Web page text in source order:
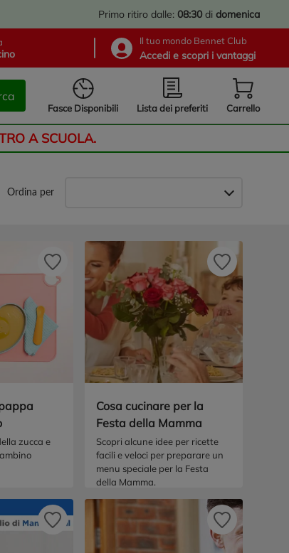
Primo ritiro dalle: 08:30 di domenica
Il tuo mondo Bennet Club
Accedi e scopri i vantaggi
Fasce Disponibili Lista dei preferiti Carrello
A SCUOLA.
Ordina per
zucca e
Cosa cucinare per la
Festa della Mamma
Scopri alcune idee per ricette
facili e veloci per preparare un
menu speciale per la Festa
della Mamma.